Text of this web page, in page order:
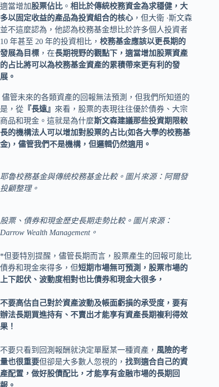
適當增加股票佔比 。 相比於傳統校務資金為求穩健，大
多以固定收益的產品為投資組合的核心 ，但大衛 ·斯文森
並不這麼認為，他認為校務基金想比於許多個人投資者
10 年甚至 20 年的投資相比， 校務基金應該以更長期的
發展為目標 ，在長期視野的觀點下，適當增加股票資產
的占比將可以為校務基金資產的累積帶來更有利的發
展。
儘管未來的各類資產的回報無法預測，但我們所知道的
是，從 『長遠』 來看，股票的表現往往優於債券、大宗
商品和現金。這就是為什麼斯文森建議那些投資期限較
長的機構法人可以增加對股票的占比(如各大學的校務基
金)，儘管我們不是機構，但邏輯仍然適用。
耶魯校務基金與傳統校務基金比較。圖片來源：阿爾發
投顧整理。
股票、債券和現金歷史長期走勢比較。圖片來源：
Darrow Wealth Management。
*但要特別提醒，儘管長期而言，股票產生的回報可能比
債券和現金來得多，但短期市場無可預測，股票市場的
上下起伏、波動度相對也比債券和現金大很多，
不要高估自己對於資產波動及帳面虧損的承受度，要有
辦法長期買進持有、不賣出才能享有資產長期複利得效
果！
不要只看到回測報酬就決定單壓某一種資產， 風險的考
量也很重要但卻是大多數人忽視的， 找到適合自己的資
產配置，做好股債配比，才能享有金融市場的長期回
報。